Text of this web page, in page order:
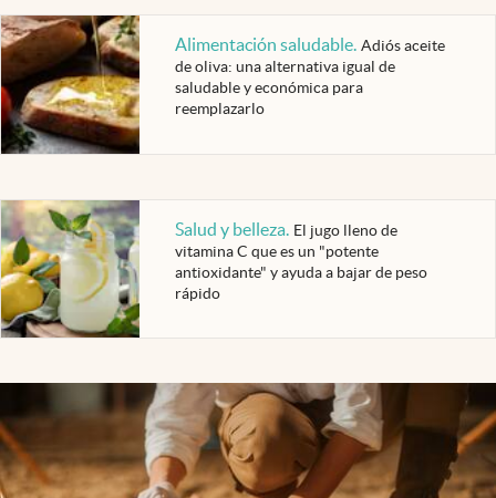
Alimentación saludable. Adiós aceite
de oliva: una alternativa igual de
saludable y económica para
reemplazarlo
Salud y belleza. El jugo lleno de
vitamina C que es un "potente
antioxidante" y ayuda a bajar de peso
rápido